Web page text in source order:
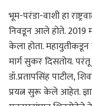
भूम-परंडा-वाशी हा
निवडून आले होते. 2019
केला होता. महायुतीकडून
मार्ग सुकर दिसतोय.
डॉ.प्रतापसिंह पाटील,
प्रयत्न सुरू केले आहेत.